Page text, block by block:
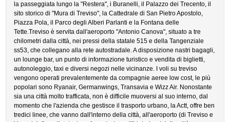
la passeggiata lungo la "Restera", i Buranelli, il Palazzo dei Trecento, il
sito storico di "Mura di Treviso", la Cattedrale di San Pietro Apostolo,
Piazza Pola, il Parco degli Alberi Parlanti e la Fontana delle
Tette.Treviso è servita dall'aeroporto "Antonio Canova", situato a tre
chilometri dalla città, nei pressi della statale 515 e della Tangenziale
ss53, che collegano alla rete autostradale. A disposizione nastri bagagli,
un lounge bar, un punto di informazione turistico e vendita di biglietti,
autonoleggio, taxi e diversi negozi nelle vicinanze. I voli su treviso
vengono operati prevalentemente da compagnie aeree low cost, le più
popolari sono Ryanair, Germanwings, Transavia e Wizz Air. Nonostante
sia una città molto trafficata, non è difficile muoversi al suo interno, dal
momento che l'azienda che gestisce il trasporto urbano, la Actt, offre ben
tredici linee, che vanno dall'interno della città, all'aeroporto (di Treviso e